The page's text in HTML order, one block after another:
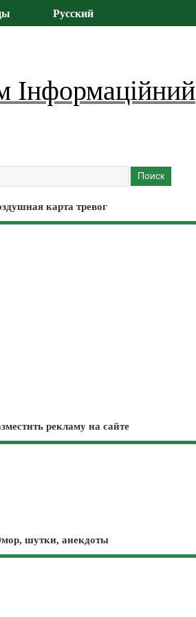
Русский
Інформаційний
карта тревог
рекламу на сайте
шутки, анекдоты